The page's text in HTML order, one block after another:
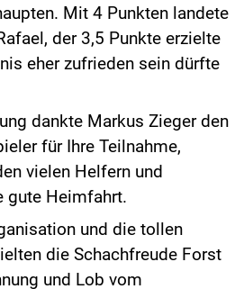
Mit 4 Punkten landete
der 3,5 Punkte erzielte
eher zufrieden sein dürfte
dankte Markus Zieger den
für Ihre Teilnahme,
vielen Helfern und
gute Heimfahrt.
und die tollen
die Schachfreude Forst
und Lob vom